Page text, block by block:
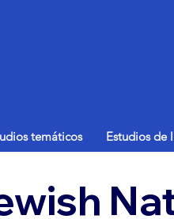
temáticos Estudios de